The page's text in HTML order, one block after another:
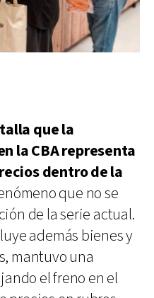
que la
la CBA representa
dentro de la
que no se
de la serie actual.
además bienes y
mantuvo una
el freno en el